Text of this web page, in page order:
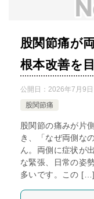
股関節痛が
根本改善を
公開日： 2026年7月9日
股関節痛
股関節の痛みが片
き、「なぜ両側な
ん。両側に症状が
な緊張、日常の姿
多いです。この […]